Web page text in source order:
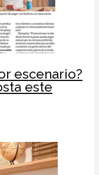
escenario?
este